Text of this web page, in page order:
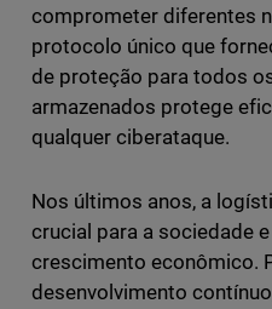
comprometer diferentes
protocolo único que
de proteção para todos
armazenados protege
qualquer ciberataque.
Nos últimos anos, a
crucial para a sociedade
crescimento econômico.
desenvolvimento